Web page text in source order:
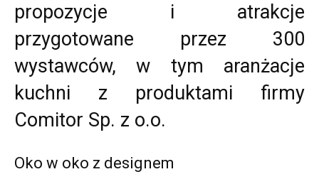
propozycje i atrakcje
przygotowane przez 300
wystawców, w tym aranżacje
kuchni z produktami firmy
Comitor Sp. z o.o.
Oko w oko z designem